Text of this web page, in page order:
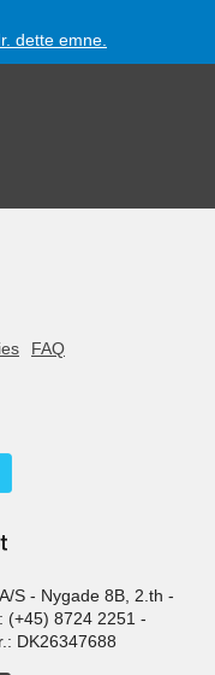
dette emne.
FAQ
S- Nygade 8B, 2.th -
(+45) 8724 2251-
DK26347688